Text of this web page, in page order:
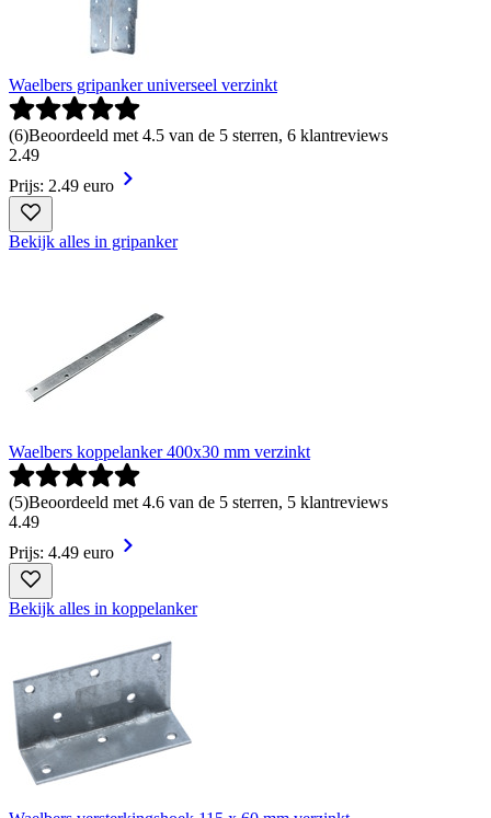
Waelbers gripanker universeel verzinkt
(6)Beoordeeld met 4.5 van de 5 sterren, 6 klantreviews
2.49
Prijs: 2.49 euro
Bekijk alles in gripanker
Waelbers koppelanker 400x30 mm verzinkt
(5)Beoordeeld met 4.6 van de 5 sterren, 5 klantreviews
4.49
Prijs: 4.49 euro
Bekijk alles in koppelanker